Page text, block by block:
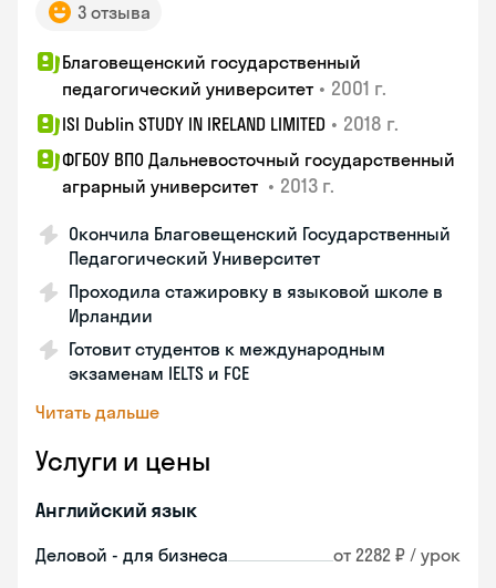
3 отзыва
Благовещенский государственный
педагогический университет • 2001 г.
ISI Dublin STUDY IN IRELAND LIMITED • 2018 г.
ФГБОУ ВПО Дальневосточный государственный
аграрный университет • 2013 г.
Окончила Благовещенский Государственный
Педагогический Университет
Проходила стажировку в языковой школе в
Ирландии
Готовит студентов к международным
экзаменам IELTS и FCE
Читать дальше
Услуги и цены
Английский язык
Деловой - для бизнеса от 2282 ₽ / урок